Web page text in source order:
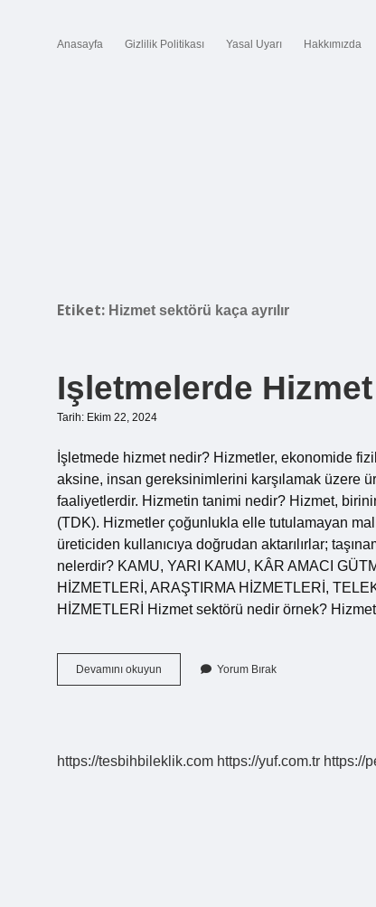
Anasayfa Gizlilik Politikası Yasal Uyarı Hakkımızda
Etiket: Hizmet sektörü kaça ayrılır
Işletmelerde
Tarih: Ekim 22, 2024
İşletmede hizmet nedir? Hizmetler, ekonomide
aksine, insan gereksinimlerini karşılamak üzere
faaliyetlerdir. Hizmetin tanimi nedir? Hizmet,
(TDK). Hizmetler çoğunlukla elle tutulamayan
üreticiden kullanıcıya doğrudan aktarılırlar;
nelerdir? KAMU, YARI KAMU, KÂR AMACI
HİZMETLERİ, ARAŞTIRMA HİZMETLERİ,
HİZMETLERİ Hizmet sektörü nedir örnek?
Devamını okuyun Işletmelerde
Hizmet
Yorum Bırak
https://tesbihbileklik.com https://yuf.com.tr https://